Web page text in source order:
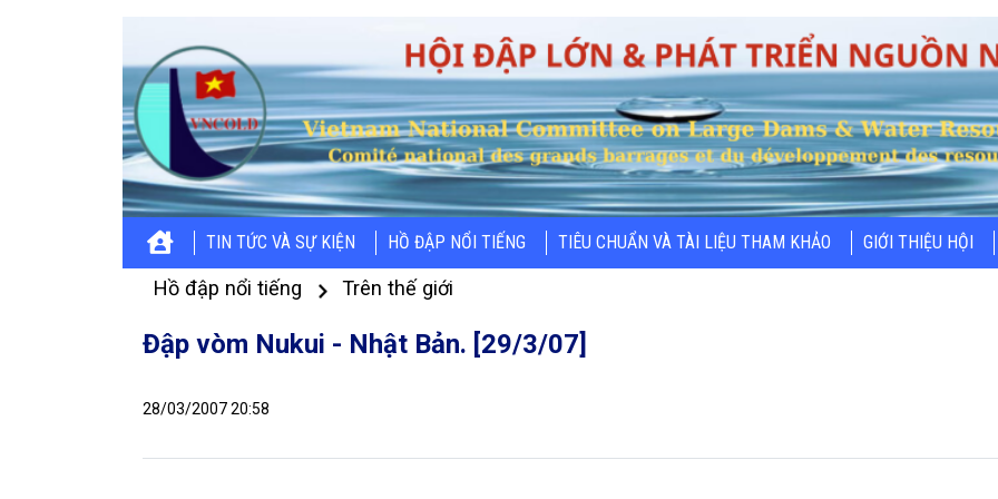
TIN TỨC VÀ SỰ KIỆN HỒ ĐẬP NỔI TIẾNG TIÊU CHUẨN VÀ TÀI LIỆU THAM KHẢO GIỚI THIỆU HỘI
Hồ đập nổi tiếng Trên thế giới
Đập vòm Nukui - Nhật Bản. [29/3/07]
28/03/2007 20:58